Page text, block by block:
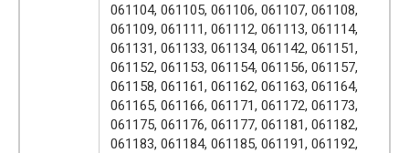
061104, 061105, 061106, 061107, 061108,
061109, 061111, 061112, 061113, 061114,
061131, 061133, 061134, 061142, 061151,
061152, 061153, 061154, 061156, 061157,
061158, 061161, 061162, 061163, 061164,
061165, 061166, 061171, 061172, 061173,
061175, 061176, 061177, 061181, 061182,
061183, 061184, 061185, 061191, 061192,